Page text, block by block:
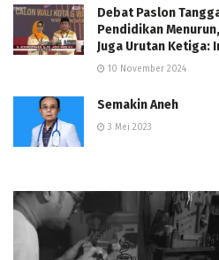
Debat Paslon
Pendidikan
Juga Urutan Ketiga:
10 November 2024
Semakin Aneh
3 Mei 2023